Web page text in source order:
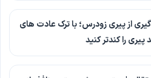
از پیری زودرس؛ با ترک عادت های
پیری را کندتر کنید